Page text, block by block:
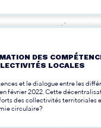
DES
LOCALES
et le dialogue entre les
février 2022. Cette
des collectivités territoriales
circulaire?